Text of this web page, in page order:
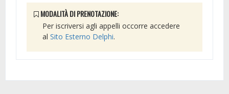
MODALITÀ DI PRENOTAZIONE:
Per iscriversi agli appelli occorre accedere
al Sito Esterno Delphi.